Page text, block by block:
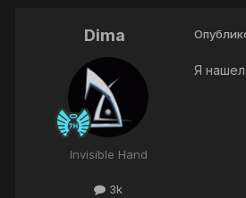
Dima
Invisible Hand
3k
Я